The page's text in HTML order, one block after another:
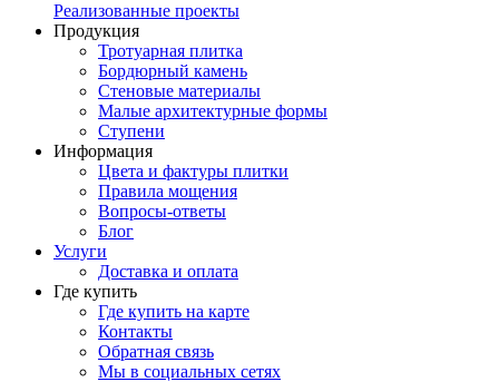
Реализованные проекты
Продукция
Тротуарная плитка
Бордюрный камень
Стеновые материалы
Малые архитектурные формы
Ступени
Информация
Цвета и фактуры плитки
Правила мощения
Вопросы-ответы
Блог
Услуги
Доставка и оплата
Где купить
Где купить на карте
Контакты
Обратная связь
Мы в социальных сетях